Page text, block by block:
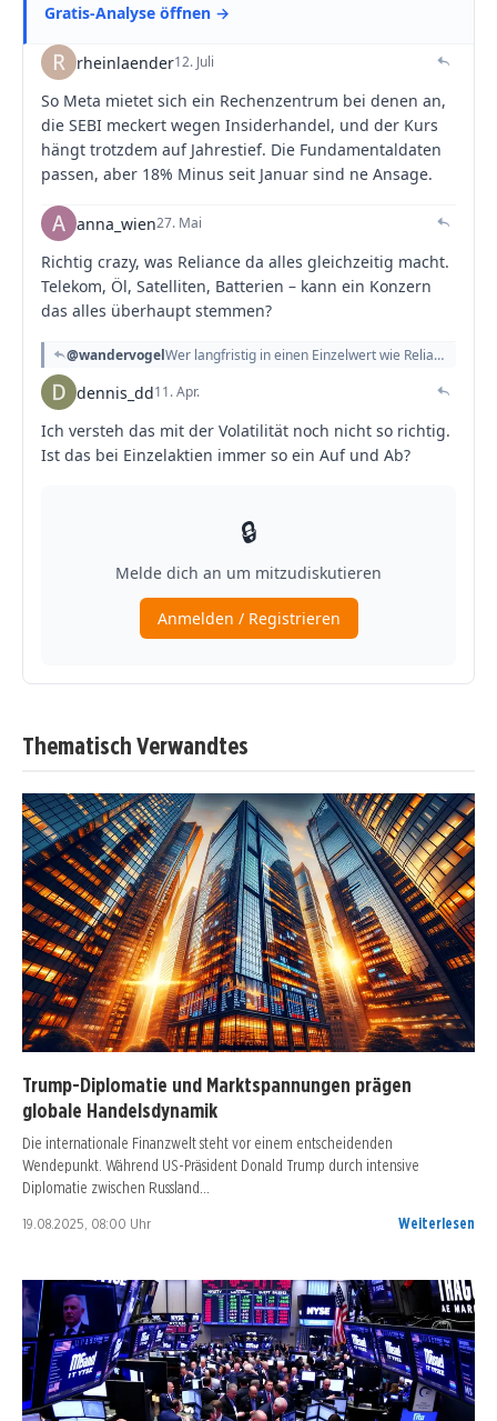
Thematisch Verwandtes
Trump-Diplomatie und Marktspannungen prägen
globale Handelsdynamik
Die internationale Finanzwelt steht vor einem entscheidenden
Wendepunkt. Während US-Präsident Donald Trump durch intensive
Diplomatie zwischen Russland…
19.08.2025, 08:00 Uhr Weiterlesen